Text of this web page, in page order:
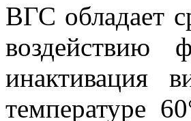
ВГС обладает
воздействию
инактивация
температуре